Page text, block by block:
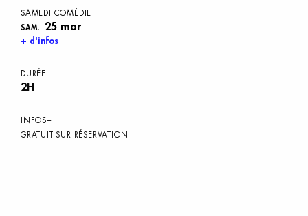
SAMEDI COMÉDIE
SAM.
25 mar
+ d'infos
DURÉE
2H
INFOS+
GRATUIT SUR RÉSERVATION